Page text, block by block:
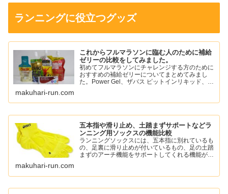
ランニングに役立つグッズ
これからフルマラソンに臨む人のために補給
ゼリーの比較をしてみました。
初めてフルマラソンにチャレンジする方のために
おすすめの補給ゼリーについてまとめてみまし
た。Power Gel、ザバス ピットインリキッド、ア
など。
makuhari-run.com
五本指や滑り止め、土踏まずサポートなどラ
ンニング用ソックスの機能比較
ランニングソックスには、五本指に別れているも
の、足裏に滑り止めが付いているもの、足の土踏
まずのアーチ機能をサポートしてくれる機能がつ
を楽しみましょう。
makuhari-run.com